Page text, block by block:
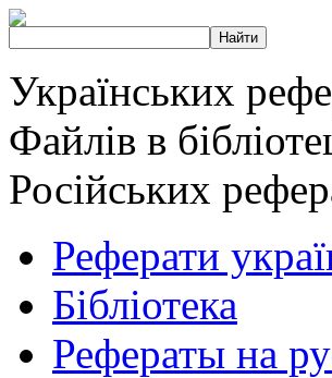
Українських
Файлів в
Російських
Реферати
Бібліотека
Рефераты на